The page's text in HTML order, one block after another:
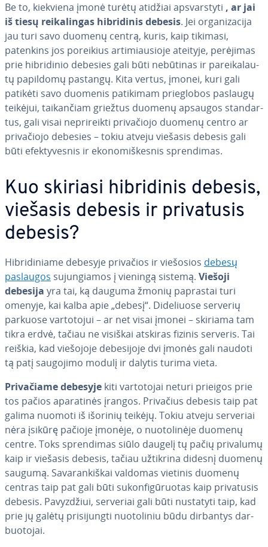
Be to, kiekviena įmonė turėtų atidžiai ap­svars­ty­ti , ar jai
iš tiesų rei­ka­lin­gas hib­ri­di­nis debesis. Jei or­ga­ni­za­ci­ja
jau turi savo duomenų centrą, kuris, kaip tikimasi,
patenkins jos poreikius ar­ti­miau­sio­je ateityje, perėjimas
prie hib­ri­di­nio debesies gali būti nebūtinas ir pa­rei­ka­lau­
tų papildomų pastangų. Kita vertus, įmonei, kuri gali
patikėti savo duomenis patikimam prie­glo­bos paslaugų
teikėjui, tai­kan­čiam griežtus duomenų apsaugos stan­dar­
tus, gali visai ne­pri­reik­ti pri­va­čio­jo duomenų centro ar
pri­va­čio­jo debesies – tokiu atveju viešasis debesis gali
būti efek­ty­ves­nis ir eko­no­miš­kes­nis spren­di­mas.
Kuo skiriasi hib­ri­di­nis debesis,
viešasis debesis ir pri­va­tu­sis
debesis?
Hib­ri­di­nia­me debesyje privačios ir viešosios debesų
paslaugos su­jun­gia­mos į vieningą sistemą. Viešoji
debesija yra tai, ką dauguma žmonių paprastai turi
omenyje, kai kalba apie „debesį“. Di­de­liuo­se serverių
parkuose var­to­to­jui – ar net visai įmonei – skiriama tam
tikra erdvė, tačiau ne visiškai atskiras fizinis serveris. Tai
reiškia, kad viešojoje de­be­si­jo­je dvi įmonės gali naudoti
tą patį saugojimo modulį ir dalytis turima vieta.
Pri­va­čia­me debesyje kiti var­to­to­jai neturi prieigos prie
tos pačios apa­ra­ti­nės įrangos. Privačius debesis taip pat
galima nuomoti iš išorinių teikėjų. Tokiu atveju serveriai
nėra įsikūrę pačioje įmonėje, o nuo­to­li­nė­je duomenų
centre. Toks spren­di­mas siūlo daugelį tų pačių privalumų
kaip ir viešasis debesis, tačiau užtikrina didesnį duomenų
saugumą. Sa­va­ran­kiš­kai valdomas vietinis duomenų
centras taip pat gali būti su­kon­fi­gū­ruo­tas kaip pri­va­tu­sis
debesis. Pa­vyz­džiui, serveriai gali būti nustatyti taip, kad
prie jų galėtų pri­si­jung­ti nuo­to­li­niu būdu dirbantys dar­
buo­to­jai.